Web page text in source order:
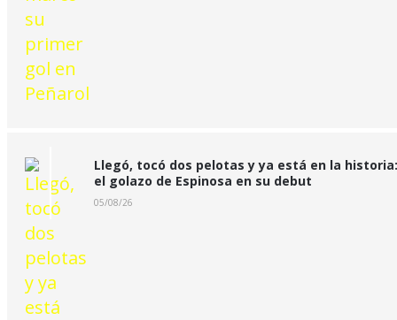
Llegó, tocó dos pelotas y ya está en la historia:
el golazo de Espinosa en su debut
05/08/26